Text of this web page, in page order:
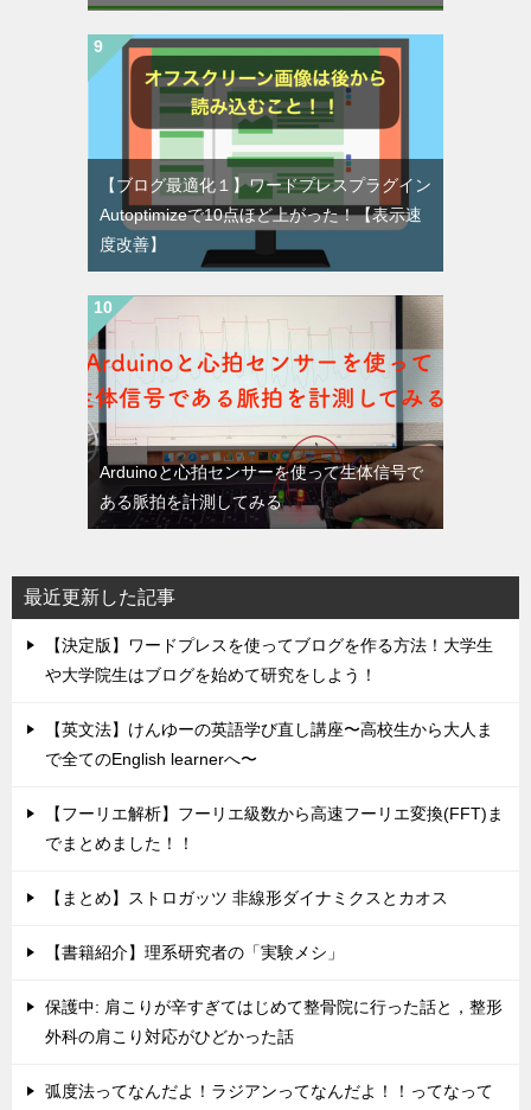
【ブログ最適化１】ワードプレスプラグイン
Autoptimizeで10点ほど上がった！【表示速
度改善】
Arduinoと心拍センサーを使って生体信号で
ある脈拍を計測してみる
最近更新した記事
【決定版】ワードプレスを使ってブログを作る方法！大学生
や大学院生はブログを始めて研究をしよう！
【英文法】けんゆーの英語学び直し講座〜高校生から大人ま
で全てのEnglish learnerへ〜
【フーリエ解析】フーリエ級数から高速フーリエ変換(FFT)ま
でまとめました！！
【まとめ】ストロガッツ 非線形ダイナミクスとカオス
【書籍紹介】理系研究者の「実験メシ」
保護中: 肩こりが辛すぎてはじめて整骨院に行った話と，整形
外科の肩こり対応がひどかった話
弧度法ってなんだよ！ラジアンってなんだよ！！ってなって